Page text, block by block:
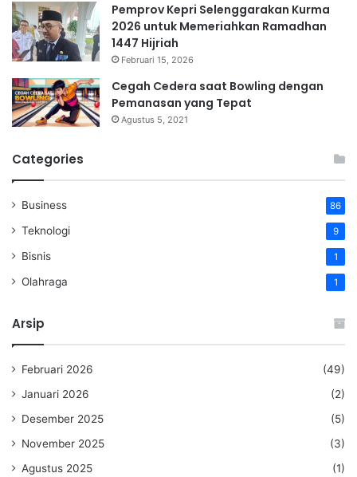
Pemprov Kepri Selenggarakan Kurma
2026 untuk Memeriahkan Ramadhan
1447 Hijriah
Februari 15, 2026
Cegah Cedera saat Bowling dengan
Pemanasan yang Tepat
Agustus 5, 2021
Categories
Business 86
Teknologi 9
Bisnis 1
Olahraga 1
Arsip
Februari 2026
(49)
Januari 2026
(2)
Desember 2025
(5)
November 2025
(3)
Agustus 2025
(1)